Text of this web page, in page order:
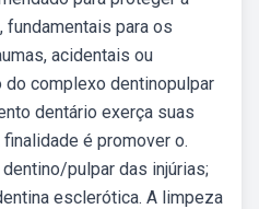
fundamentais para os
acidentais ou
do complexo dentinopulpar
dentário exerça suas
é promover o.
pulpar das injúrias;
esclerótica. A limpeza